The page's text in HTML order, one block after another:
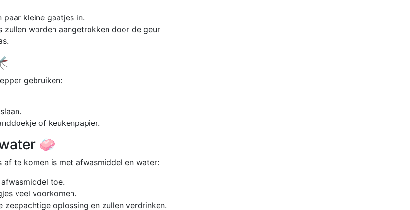
kleine gaatjes in.
zullen worden aangetrokken door de geur
gebruiken:
of keukenpapier.
🧼
af te komen is met afwasmiddel en water:
toe.
veel voorkomen.
oplossing en zullen verdrinken.